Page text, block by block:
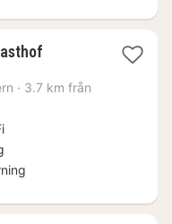
· 3.7 km från